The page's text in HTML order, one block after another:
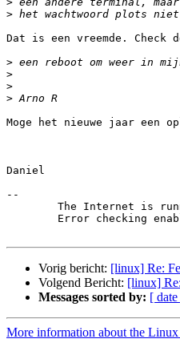
>
Dat is een vreemde.
>
>
>
>
Moge het nieuwe jaar een
Daniel
--
Vorig bericht: [linux] Re:
Volgend Bericht: [linux]
Messages sorted by: [
More information about the